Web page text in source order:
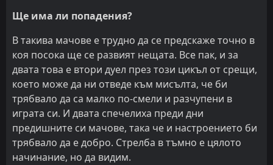
Ще има ли попадения?
В такива мачове е трудно да се предскаже точно в
коя посока ще се развият нещата. Все пак, и за
двата това е втори дуел през този цикъл от срещи,
което може да ни отведе към мисълта, че би
трябвало да са малко по-смели и разчупени в
играта си. И двата спечелиха преди дни
предишните си мачове, така че и настроението би
трябвало да е добро. Стрелба в тъмно е цялото
начинание, но да видим.